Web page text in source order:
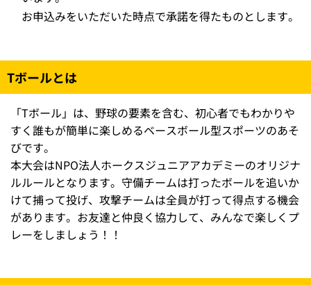
お申込みをいただいた時点で承諾を得たものとします。
Tボールとは
「Tボール」は、野球の要素を含む、初心者でもわかりや
すく誰もが簡単に楽しめるベースボール型スポーツのあそ
びです。
本大会はNPO法人ホークスジュニアアカデミーのオリジナ
ルルールとなります。守備チームは打ったボールを追いか
けて捕って投げ、攻撃チームは全員が打って得点する機会
があります。お友達と仲良く協力して、みんなで楽しくプ
レーをしましょう！！